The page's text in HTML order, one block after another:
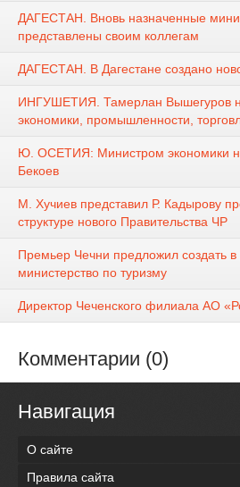
ДАГЕСТАН. Вновь назначенные
представлены своим коллегам
ДАГЕСТАН. В Дагестане создано
ИНГУШЕТИЯ. Тамерлан Вышегуров
экономики, промышленности,
Ю. ОСЕТИЯ: Министром экономики
Бекоев
М. Хучиев представил Р. Кадырову
структуре нового Правительства ЧР
Премьер Чечни предложил создать в
министерство по туризму
Директор Чеченского филиала АО
Комментарии (0)
Навигация
О сайте
Правила сайта